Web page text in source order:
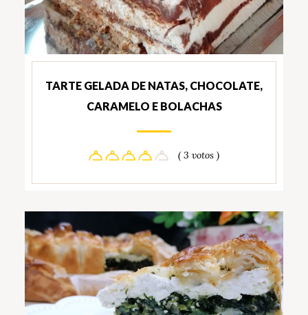
TARTE GELADA DE NATAS, CHOCOLATE,
CARAMELO E BOLACHAS
( 3 votos )